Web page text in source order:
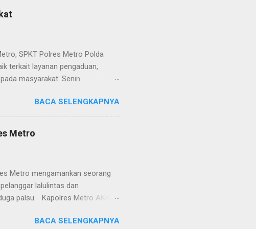
SPKT Polres Metro Polda
terkait layanan pengaduan,
masyarakat. Senin
Kapolres Metro AKBP
terus berusaha memberikan
kepolisian, baik informasi
Kepolisian, ketika telah
BACA SELENGKAPNYA
Metro
Metro mengamankan seorang
lalulintas dan
palsu. Kapolres Metro AKBP
(TL) simpang Taqwa, Jalan AH
BACA SELENGKAPNYA